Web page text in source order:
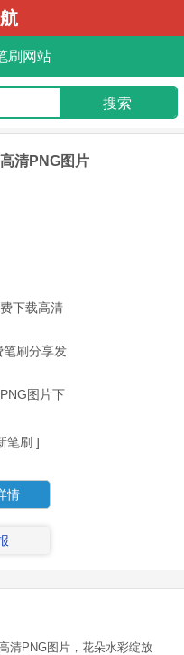
刷网站
清PNG图片
下载高清
笔刷分享发
图片下
笔刷 ]
情
清PNG图片，花朵水彩绽放